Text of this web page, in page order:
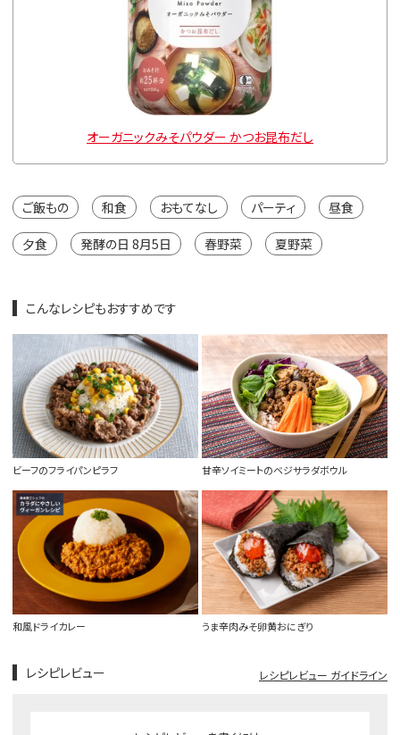
オーガニックみそパウダー かつお昆布だし
ご飯もの 和食 おもてなし パーティ 昼食
夕食 発酵の日 8月5日 春野菜 夏野菜
こんなレシピもおすすめです
ビーフのフライパンピラフ 甘辛ソイミートのベジサラダボウル
和風ドライカレー うま辛肉みそ卵黄おにぎり
レシピレビュー レシピレビュー ガイドライン